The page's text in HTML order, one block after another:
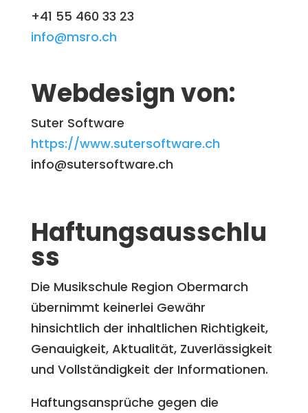
+41 55 460 33 23
info@msro.ch
Webdesign von:
Suter Software
https://www.sutersoftware.ch
info@sutersoftware.ch
Haftungsausschlu
ss
Die Musikschule Region Obermarch
übernimmt keinerlei Gewähr
hinsichtlich der inhaltlichen Richtigkeit,
Genauigkeit, Aktualität, Zuverlässigkeit
und Vollständigkeit der Informationen.
Haftungsansprüche gegen die